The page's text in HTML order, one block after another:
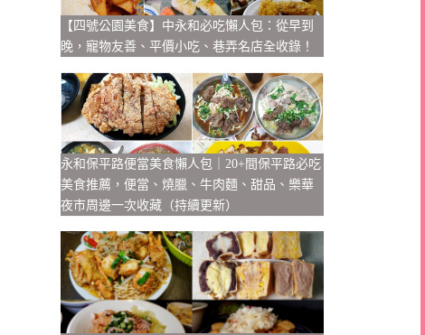
【四號公園美食】中永和必吃懶人包：從早到
晚，寵物友善、平價小吃、巷弄名店全收錄！
永和保平路便當美食懶人包｜20+間保平路必吃
美食推薦，便當、燒臘、牛肉麵、甜品、樂華
夜市周邊一次收藏（持續更新）